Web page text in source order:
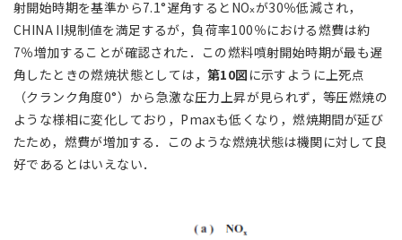
射開始時期を基準から7.1°遅角するとNOⅹが30％低減され，
CHINA II規制値を満足するが，負荷率100％における燃費は約
7％増加することが確認された．この燃料噴射開始時期が最も遅
角したときの燃焼状態としては， 第10図 に示すように上死点
（クランク角度0°）から急激な圧力上昇が見られず，等圧燃焼の
ような様相に変化しており，Pmaxも低くなり，燃焼期間が延び
たため，燃費が増加する．このような燃焼状態は機関に対して良
好であるとはいえない．